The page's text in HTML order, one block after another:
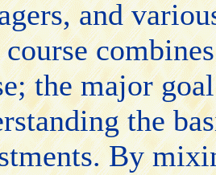
and
the major
the
By